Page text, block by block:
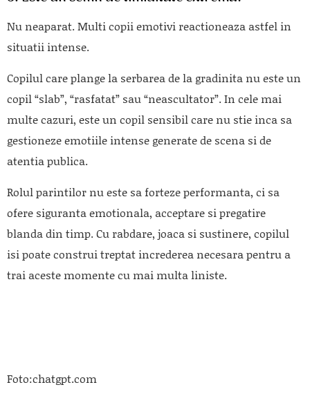
Nu neaparat. Multi copii emotivi reactioneaza astfel in
situatii intense.
Copilul care plange la serbarea de la gradinita nu este un
copil “slab”, “rasfatat” sau “neascultator”. In cele mai
multe cazuri, este un copil sensibil care nu stie inca sa
gestioneze emotiile intense generate de scena si de
atentia publica.
Rolul parintilor nu este sa forteze performanta, ci sa
ofere siguranta emotionala, acceptare si pregatire
blanda din timp. Cu rabdare, joaca si sustinere, copilul
isi poate construi treptat increderea necesara pentru a
trai aceste momente cu mai multa liniste.
Foto:chatgpt.com